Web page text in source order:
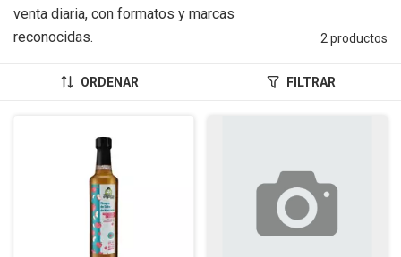
venta diaria, con formatos y marcas
reconocidas.
2 productos
ORDENAR FILTRAR